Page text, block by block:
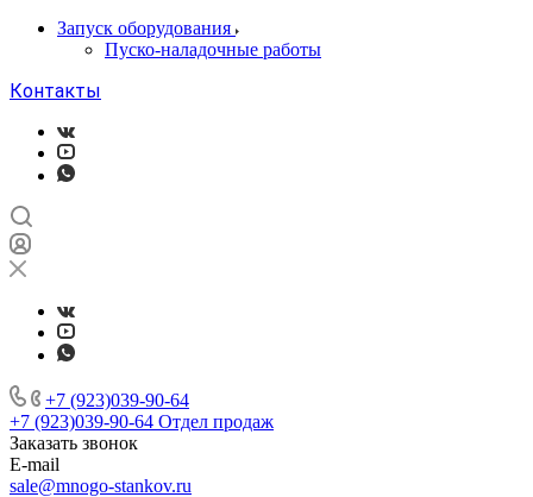
Запуск оборудования
Пуско-наладочные работы
Контакты
+7 (923)039-90-64
+7 (923)039-90-64 Отдел продаж
Заказать звонок
E-mail
sale@mnogo-stankov.ru